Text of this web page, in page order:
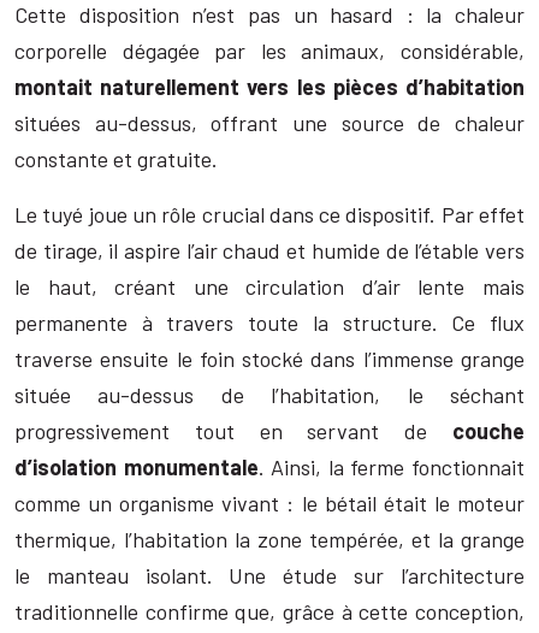
Cette disposition n’est pas un hasard : la chaleur
corporelle dégagée par les animaux, considérable,
montait naturellement vers les pièces d’habitation
situées au-dessus, offrant une source de chaleur
constante et gratuite.
Le tuyé joue un rôle crucial dans ce dispositif. Par effet
de tirage, il aspire l’air chaud et humide de l’étable vers
le haut, créant une circulation d’air lente mais
permanente à travers toute la structure. Ce flux
traverse ensuite le foin stocké dans l’immense grange
située au-dessus de l’habitation, le séchant
progressivement tout en servant de couche
d’isolation monumentale. Ainsi, la ferme fonctionnait
comme un organisme vivant : le bétail était le moteur
thermique, l’habitation la zone tempérée, et la grange
le manteau isolant. Une étude sur l’architecture
traditionnelle confirme que, grâce à cette conception,